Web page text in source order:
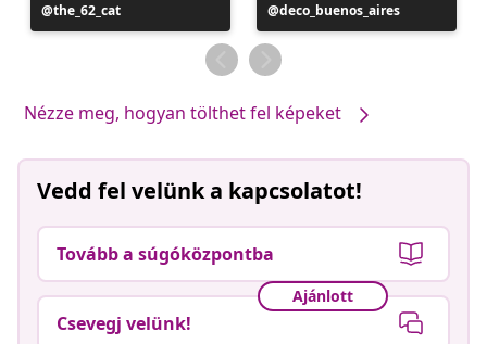
Bejegyzés
közzétevője
the_62_cat
Bejegyzés
közzétevője
deco_buenos_aires
Nézze meg, hogyan tölthet fel képeket
Vedd fel velünk a kapcsolatot!
Tovább a súgóközpontba
Ajánlott
Csevegj velünk!